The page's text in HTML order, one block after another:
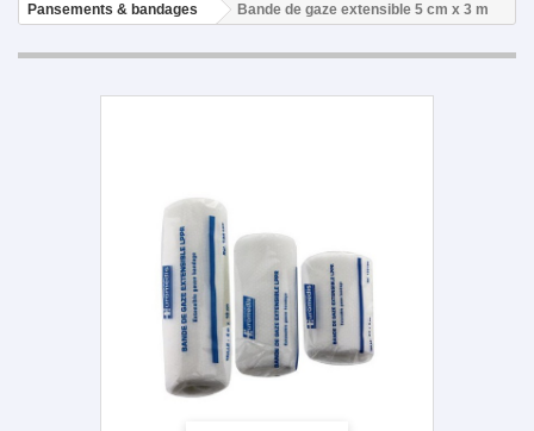
Pansements & bandages
Bande de gaze extensible 5 cm x 3 m